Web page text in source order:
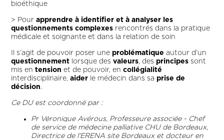
bioéthique
> Pourapprendre à identifier et à analyser les
questionnements complexes rencontrés dans la pratique
médicale et soignante et dans la relation de soin
Il s’agit de pouvoir poser une problématique autour d’un
questionnement lorsque desvaleurs, des principes sont
mis entension et de pouvoir, encollégialité
interdisciplinaire,aider le médecin dans sa prise de
décision.
Ce DU est coordonné par :
Pr Véronique Avérous, Professeure associée - Chef
de service de médecine palliative CHU de Bordeaux,
Directrice de l'ERENA site Bordeaux et docteur en